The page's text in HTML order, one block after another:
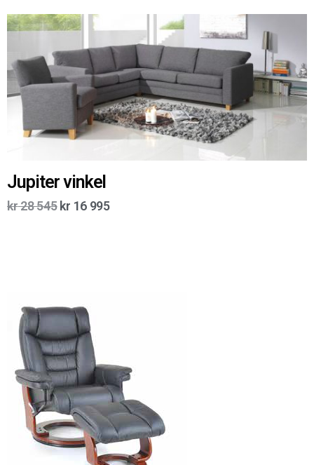
Jupiter vinkel
kr28 545 kr 16 995